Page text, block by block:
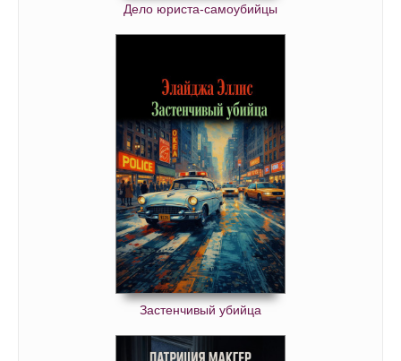
Дело юриста-самоубийцы
Застенчивый убийца